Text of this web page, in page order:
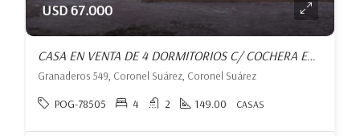
USD 67.000
CASA EN VENTA DE 4 DORMITORIOS C/ COCHERA EN CORONEL SUÁREZ
Granaderos 549, Coronel Suárez, Coronel Suárez
POG-78505 4 2 149.00 CASAS